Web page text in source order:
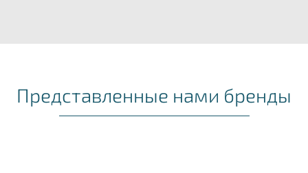
Представленные нами бренды